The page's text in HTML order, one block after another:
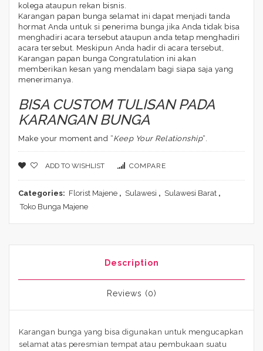
kolega ataupun rekan bisnis.
Karangan papan bunga selamat ini dapat menjadi tanda
hormat Anda untuk si penerima bunga jika Anda tidak bisa
menghadiri acara tersebut ataupun anda tetap menghadiri
acara tersebut. Meskipun Anda hadir di acara tersebut,
Karangan papan bunga Congratulation ini akan
memberikan kesan yang mendalam bagi siapa saja yang
menerimanya.
BISA CUSTOM TULISAN PADA
KARANGAN BUNGA
Make your moment and “Keep Your Relationship“.
ADD TO WISHLIST COMPARE
Categories: Florist Majene , Sulawesi , Sulawesi Barat ,
Toko Bunga Majene
Description
Reviews (0)
Karangan bunga yang bisa digunakan untuk mengucapkan
selamat atas peresmian tempat atau pembukaan suatu